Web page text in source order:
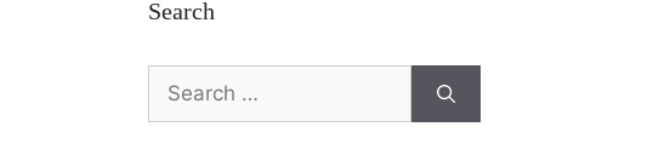
Search
Search